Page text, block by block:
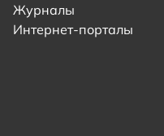
Журналы
Интернет-порталы